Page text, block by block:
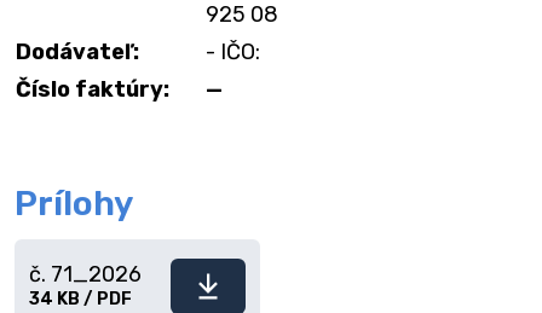
925 08
Dodávateľ:
- IČO:
Číslo faktúry:
—
Prílohy
Stiahnuť
č. 71_2026
34 KB / PDF